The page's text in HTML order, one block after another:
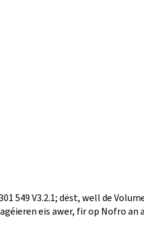
V3.2.1; dëst, well de
eis awer, fir op Nofro an